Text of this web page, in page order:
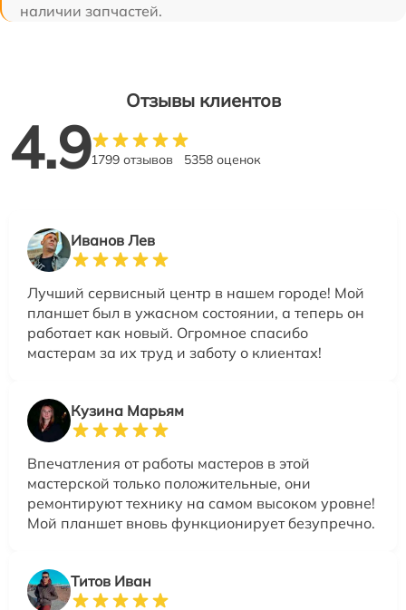
наличии запчастей.
Отзывы клиентов
4.91799 отзывов 5358 оценок
Иванов Лев
Лучший сервисный центр в нашем городе! Мой
планшет был в ужасном состоянии, а теперь он
работает как новый. Огромное спасибо
мастерам за их труд и заботу о клиентах!
Кузина Марьям
Впечатления от работы мастеров в этой
мастерской только положительные, они
ремонтируют технику на самом высоком уровне!
Мой планшет вновь функционирует безупречно.
Титов Иван